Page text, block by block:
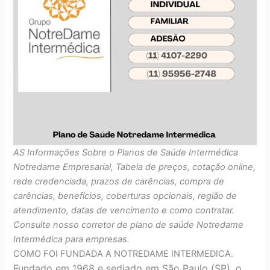
AS Informações Sobre o Planos de Saúde Intermédica
Notredame Empresarial, Tabela de preços, cotação online,
rede credenciada, prazos de carências, compra de
carências, benefícios, coberturas opcionais, região de
atendimento, datas de vencimento e como contratar.
Consulte nosso corretor de plano de saúde Notredame
Intermédica para empresas.
COMO FOI FUNDADA A NOTREDAME INTERMEDICA.